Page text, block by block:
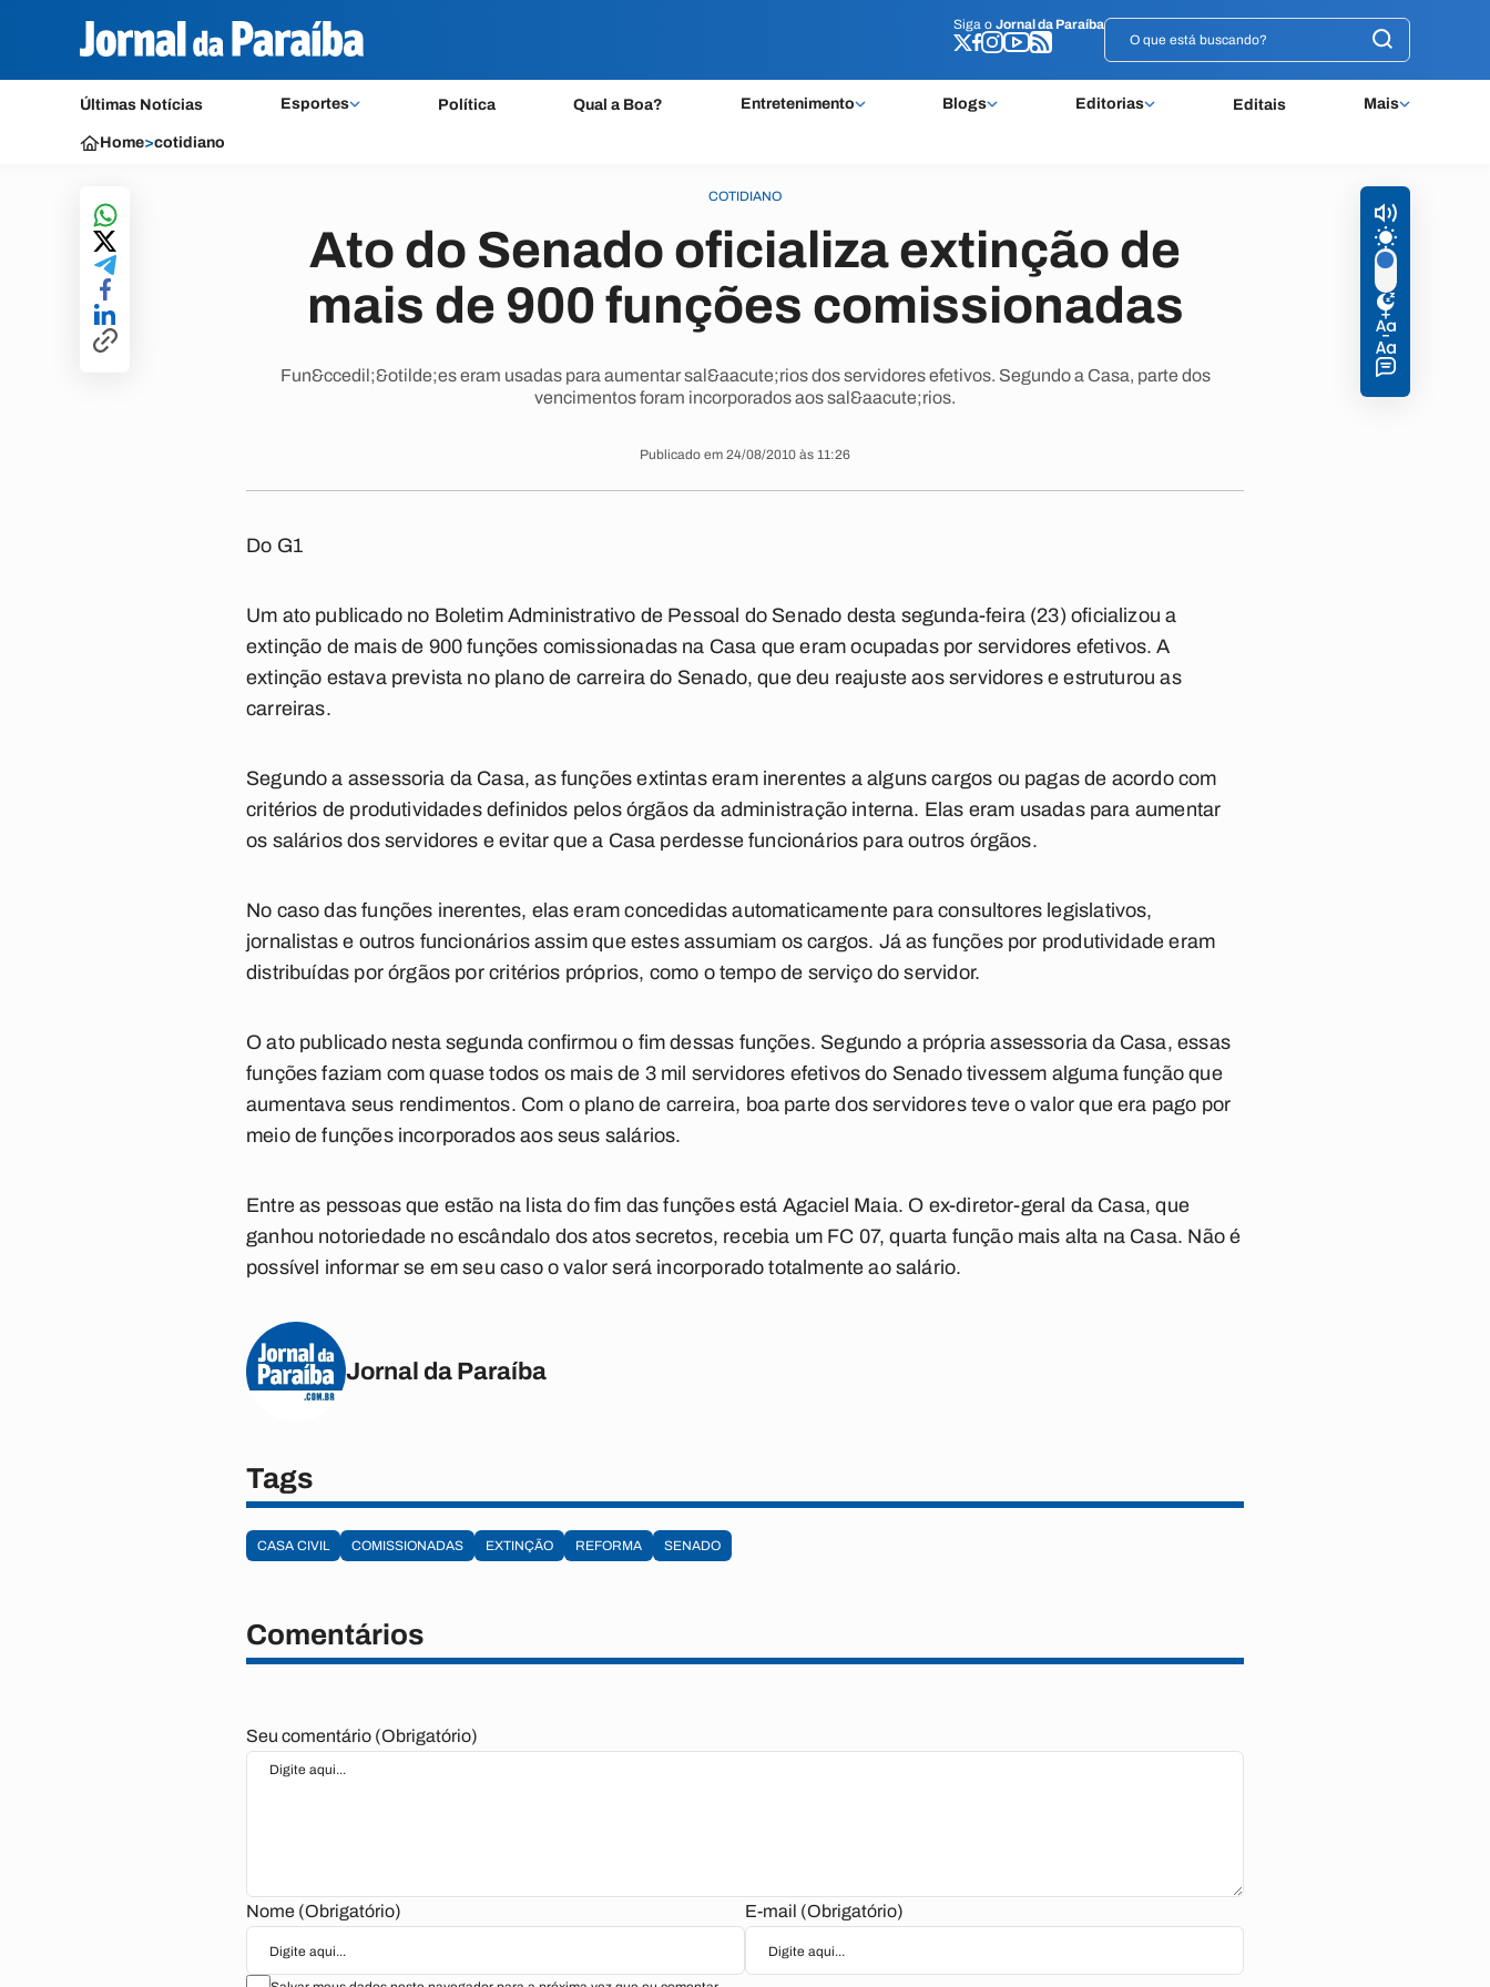
Siga o Jornal da Paraíba
Últimas Notícias Esportes Política Qual a Boa? Entretenimento Blogs Editorias Editais Mais
Siga o Jornal da Paraíba
Home>cotidiano
COTIDIANO
Ato do Senado oficializa extinção de
mais de 900 funções comissionadas
Fun&ccedil;&otilde;es eram usadas para aumentar sal&aacute;rios dos servidores efetivos. Segundo a Casa, parte dos
vencimentos foram incorporados aos sal&aacute;rios.
Publicado em 24/08/2010 às 11:26
Do G1
Um ato publicado no Boletim Administrativo de Pessoal do Senado desta segunda-feira (23) oficializou a
extinção de mais de 900 funções comissionadas na Casa que eram ocupadas por servidores efetivos. A
extinção estava prevista no plano de carreira do Senado, que deu reajuste aos servidores e estruturou as
carreiras.
Segundo a assessoria da Casa, as funções extintas eram inerentes a alguns cargos ou pagas de acordo com
critérios de produtividades definidos pelos órgãos da administração interna. Elas eram usadas para aumentar
os salários dos servidores e evitar que a Casa perdesse funcionários para outros órgãos.
No caso das funções inerentes, elas eram concedidas automaticamente para consultores legislativos,
jornalistas e outros funcionários assim que estes assumiam os cargos. Já as funções por produtividade eram
distribuídas por órgãos por critérios próprios, como o tempo de serviço do servidor.
O ato publicado nesta segunda confirmou o fim dessas funções. Segundo a própria assessoria da Casa, essas
funções faziam com quase todos os mais de 3 mil servidores efetivos do Senado tivessem alguma função que
aumentava seus rendimentos. Com o plano de carreira, boa parte dos servidores teve o valor que era pago por
meio de funções incorporados aos seus salários.
Entre as pessoas que estão na lista do fim das funções está Agaciel Maia. O ex-diretor-geral da Casa, que
ganhou notoriedade no escândalo dos atos secretos, recebia um FC 07, quarta função mais alta na Casa. Não é
possível informar se em seu caso o valor será incorporado totalmente ao salário.
Jornal da Paraíba
Tags
CASA CIVIL COMISSIONADAS EXTINÇÃO REFORMA SENADO
Comentários
Seu comentário (Obrigatório)
Nome (Obrigatório) E-mail (Obrigatório)